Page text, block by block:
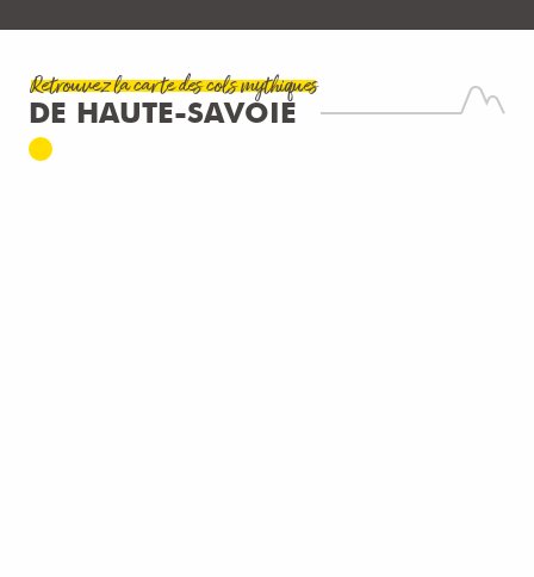
Retrouvez la carte des cols mythiques
DE HAUTE-SAVOIE